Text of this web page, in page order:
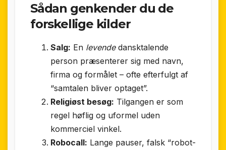
Sådan genkender du de
forskellige kilder
Salg: En levendedansktalende
person præsenterer sig med navn,
firma og formålet – ofte efterfulgt af
“samtalen bliver optaget”.
Religiøst besøg: Tilgangen er som
regel høflig og uformel uden
kommerciel vinkel.
Robocall: Lange pauser, falsk “robot-